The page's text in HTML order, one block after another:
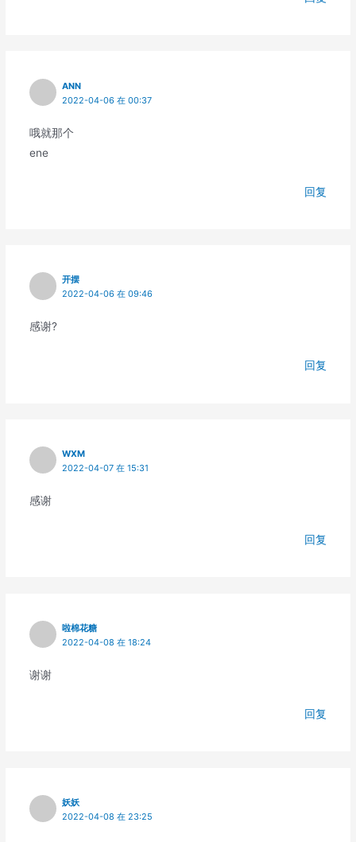
ANN
2022-04-06 在 00:37
哦就那个
ene
回复
开摆
2022-04-06 在 09:46
感谢?
回复
WXM
2022-04-07 在 15:31
感谢
回复
啦棉花糖
2022-04-08 在 18:24
谢谢
回复
妖妖
2022-04-08 在 23:25